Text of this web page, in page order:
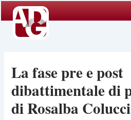
contenuto
La fase pre e post
dibattimentale di
di Rosalba Colucci